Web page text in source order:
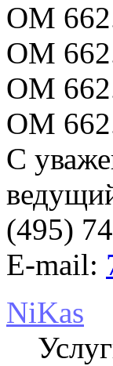
ОМ
ОМ
OM
ОМ
С
(495)
E-mail:
NiKas